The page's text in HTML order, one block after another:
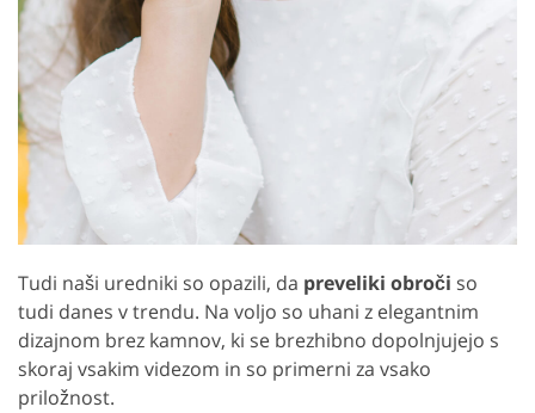
Tudi naši uredniki so opazili, da preveliki obroči so
tudi danes v trendu. Na voljo so uhani z elegantnim
dizajnom brez kamnov, ki se brezhibno dopolnjujejo s
skoraj vsakim videzom in so primerni za vsako
priložnost.